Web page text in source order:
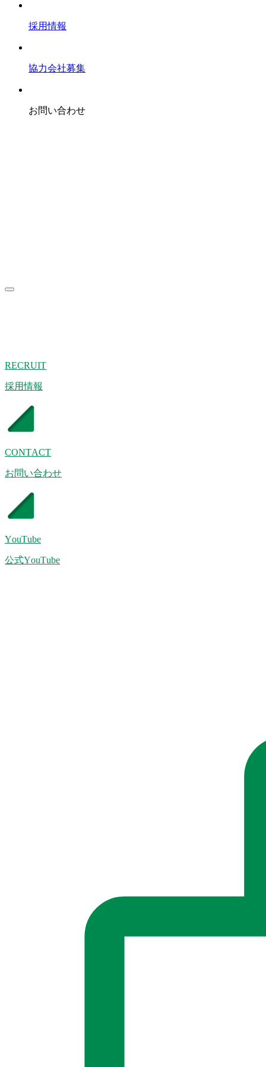
採用情報
協力会社募集
お問い合わせ
RECRUIT
採用情報
CONTACT
お問い合わせ
YouTube
公式YouTube